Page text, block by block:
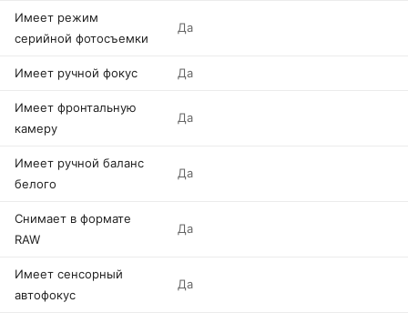
Имеет режим
серийной фотосъемки
Да
Имеет ручной фокус Да
Имеет фронтальную
камеру
Да
Имеет ручной баланс
белого
Да
Снимает в формате
RAW
Да
Имеет сенсорный
автофокус
Да